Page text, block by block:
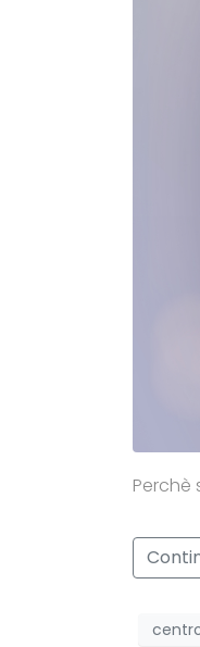
Perchè